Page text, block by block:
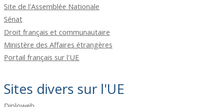
Site de l'Assemblée Nationale
Sénat
Droit français et communautaire
Ministère des Affaires étrangères
Portail français sur l'UE
Sites divers sur l'UE